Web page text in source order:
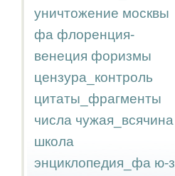
уничтожение москвы
фа флоренция-
венеция форизмы
цензура_контроль
цитаты_фрагменты
числа чужая_всячина
школа
энциклопедия_фа ю-з